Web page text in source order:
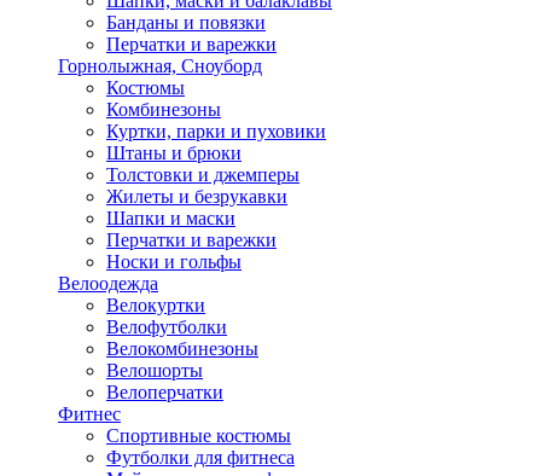
Банданы и повязки
Перчатки и варежки
Горнолыжная, Сноуборд
Костюмы
Комбинезоны
Куртки, парки и пуховики
Штаны и брюки
Толстовки и джемперы
Жилеты и безрукавки
Шапки и маски
Перчатки и варежки
Носки и гольфы
Велоодежда
Велокуртки
Велофутболки
Велокомбинезоны
Велошорты
Велоперчатки
Фитнес
Спортивные костюмы
Футболки для фитнеса